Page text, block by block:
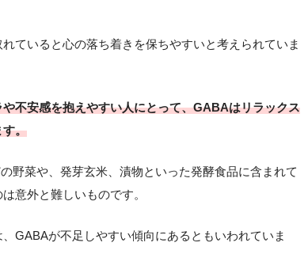
ていると心の落ち着きを保ちやすいと考えられていま
不安感を抱えやすい人にとって、GABAはリラックス
す。
野菜や、発芽玄米、漬物といった発酵食品に含まれて
意外と難しいものです。
GABAが不足しやすい傾向にあるともいわれていま